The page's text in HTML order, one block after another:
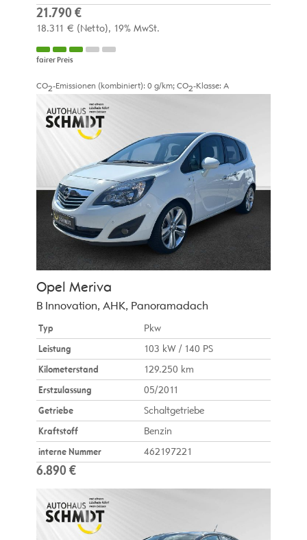
21.790 €
18.311 € (Netto) 19% MwSt.
fairer Preis
CO2-Emissionen (kombiniert): 0 g/km; CO2-Klasse: A
Opel Meriva
B Innovation, AHK, Panoramadach
Typ
Pkw
Leistung
103 kW / 140 PS
Kilometerstand
129.250 km
Erstzulassung
05/2011
Getriebe
Schaltgetriebe
Kraftstoff
Benzin
interne Nummer
462197221
6.890 €